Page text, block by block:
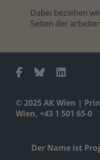
© 2025 AK Wien |
Wien, +43 1 501 65-0
Der Name ist
Dabei beziehen
Seiten der